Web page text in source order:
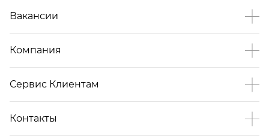
Вакансии
Компания
Сервис Клиентам
Контакты